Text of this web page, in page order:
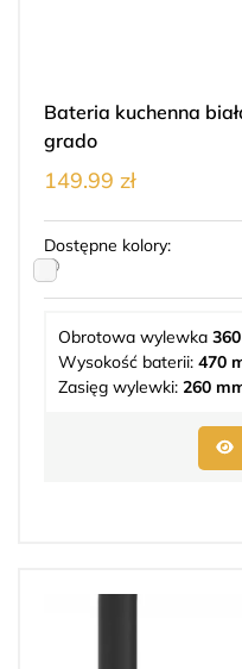
Bateria kuchenna
grado
149.99 zł
Dostępne kolory:
Obrotowa wylewka 360
Wysokość baterii: 470
Zasięg wylewki: 260